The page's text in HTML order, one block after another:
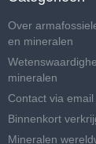
Over
en mineralen
mineralen
Contact via email .
Binnenkort
Mineralen